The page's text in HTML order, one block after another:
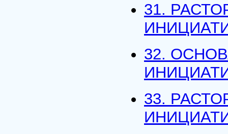
31.
32.
33.